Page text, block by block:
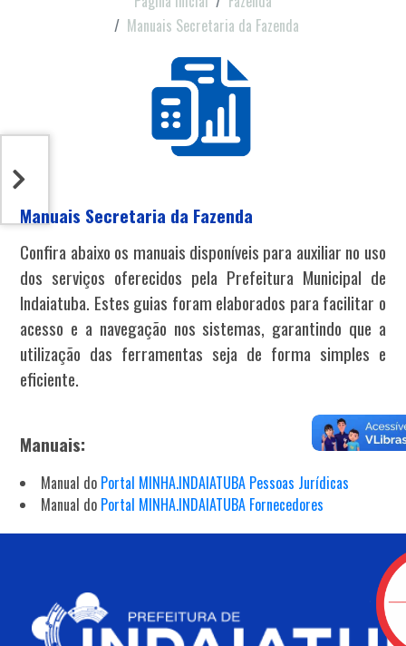
Manuais Secretaria da Fazenda
Manuais Secretaria da Fazenda
Confira abaixo os manuais disponíveis para auxiliar no uso
dos serviços oferecidos pela Prefeitura Municipal de
Indaiatuba. Estes guias foram elaborados para facilitar o
acesso e a navegação nos sistemas, garantindo que a
utilização das ferramentas seja de forma simples e
eficiente.
Manuais:
Manual do Portal MINHA.INDAIATUBA Pessoas Jurídicas
Manual do Portal MINHA.INDAIATUBA Fornecedores